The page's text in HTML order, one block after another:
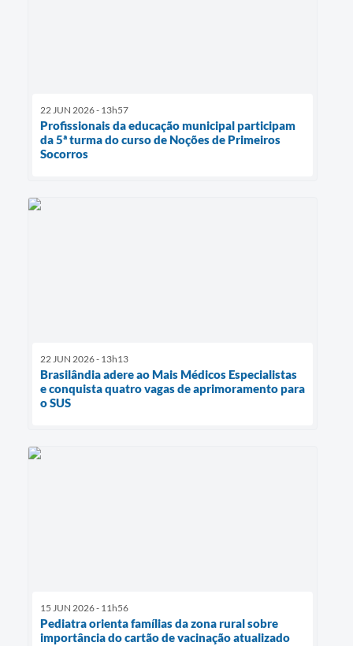
22 JUN 2026 - 13h57
Profissionais da educação municipal participam
da 5ª turma do curso de Noções de Primeiros
Socorros
22 JUN 2026 - 13h13
Brasilândia adere ao Mais Médicos Especialistas
e conquista quatro vagas de aprimoramento para
o SUS
15 JUN 2026 - 11h56
Pediatra orienta famílias da zona rural sobre
importância do cartão de vacinação atualizado